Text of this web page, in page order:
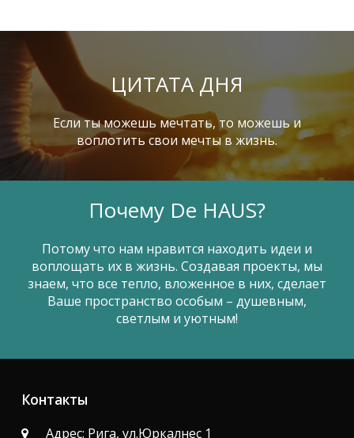
ЦИТАТА ДНЯ
Если ты можешь мечтать, то можешь и
воплотить свои мечты в жизнь.
Почему De HAUS?
Потому что нам нравится находить идеи и
воплощать их в жизнь. Создавая проекты, мы
знаем, что все тепло, вложенное в них, сделает
Ваше пространство особым – душевным,
светлым и уютным!
Контакты
Адрес: Рига, ул.Юркалнес 1